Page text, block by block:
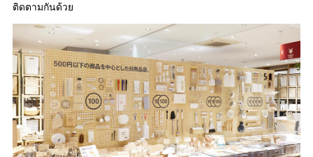
ติดตามกันด้วย